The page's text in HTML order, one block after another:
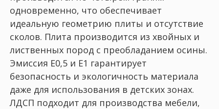
одновременно, что обеспечивает
идеальную геометрию плиты и отсутствие
сколов. Плита производится из хвойных и
лиственных пород с преобладанием осины.
Эмиссия Е0,5 и Е1 гарантирует
безопасность и экологичность материала
даже для использования в детских зонах.
ЛДСП подходит для производства мебели,